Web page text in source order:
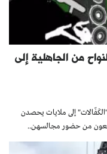
من الجاهلية إلى
إلى ملايات يحصدن
من حضور مجالسهن..